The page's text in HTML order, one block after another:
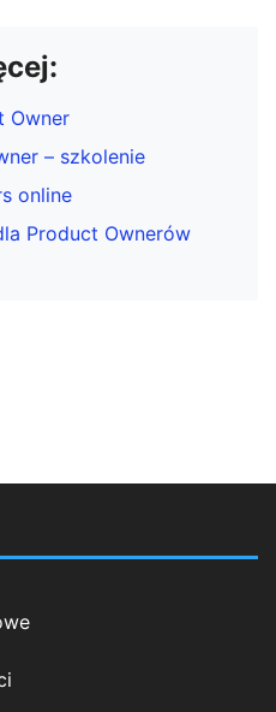
Owner
– szkolenie
online
Product Ownerów